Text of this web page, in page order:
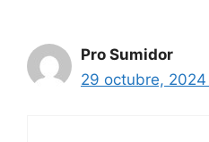
Pro Sumidor
29 octubre,